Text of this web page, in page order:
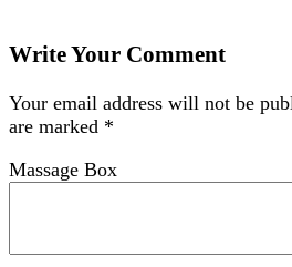
Write Your Comment
Your email address will not be
are marked *
Massage Box